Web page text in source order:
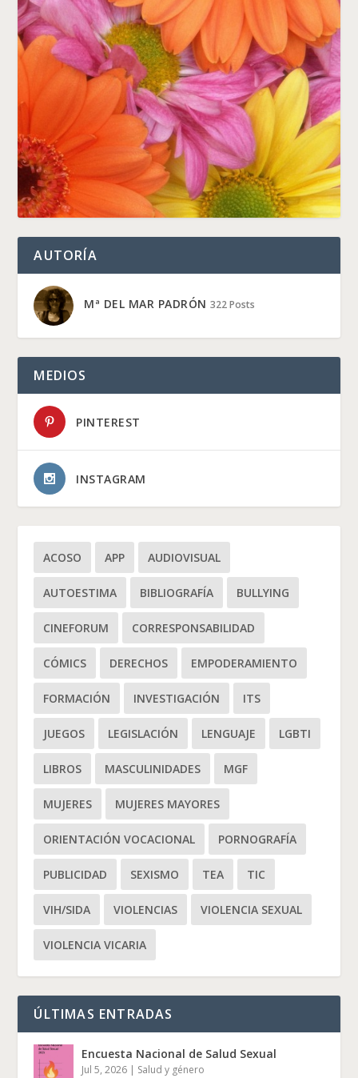
AUTORÍA
Mª DEL MAR PADRÓN 322 Posts
MEDIOS
PINTEREST
INSTAGRAM
ACOSO APP AUDIOVISUAL
AUTOESTIMA BIBLIOGRAFÍA BULLYING
CINEFORUM CORRESPONSABILIDAD
CÓMICS DERECHOS EMPODERAMIENTO
FORMACIÓN INVESTIGACIÓN ITS
JUEGOS LEGISLACIÓN LENGUAJE LGBTI
LIBROS MASCULINIDADES MGF
MUJERES MUJERES MAYORES
ORIENTACIÓN VOCACIONAL PORNOGRAFÍA
PUBLICIDAD SEXISMO TEA TIC
VIH/SIDA VIOLENCIAS VIOLENCIA SEXUAL
VIOLENCIA VICARIA
ÚLTIMAS ENTRADAS
Encuesta Nacional de Salud Sexual
Jul 5, 2026 | Salud y género